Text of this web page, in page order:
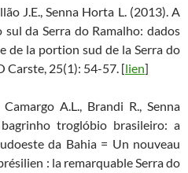
J.E., Senna Horta L. (2013). A
da Serra do Ramalho: dados
de la portion sud de la Serra do
Carste, 25(1): 54-57. [lien]
A.L., Brandi R., Senna
troglóbio brasileiro: a
da Bahia = Un nouveau
: la remarquable Serra do